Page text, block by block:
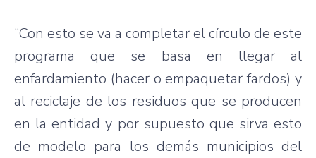
“Con esto se va a completar el círculo de este
programa que se basa en llegar al
enfardamiento (hacer o empaquetar fardos) y
al reciclaje de los residuos que se producen
en la entidad y por supuesto que sirva esto
de modelo para los demás municipios del